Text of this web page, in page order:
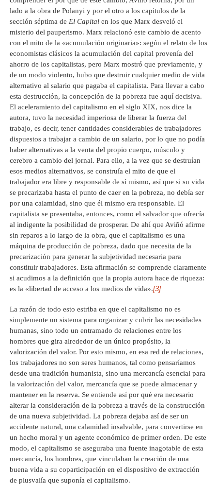
lado a la obra de Polanyi y por el otro a los capítulos de la
sección séptima de El Capital en los que Marx desveló el
misterio del pauperismo. Marx relacionó este cambio de acento
con el mito de la «acumulación originaria»: según el relato de los
economistas clásicos la acumulación del capital provenía del
ahorro de los capitalistas, pero Marx mostró que previamente, y
de un modo violento, hubo que destruir cualquier medio de vida
alternativo al salario que pagaba el capitalista. Para llevar a cabo
esta destrucción, la concepción de la pobreza fue aquí decisiva.
El aceleramiento del capitalismo en el siglo XIX, nos dice la
autora, tuvo la necesidad imperiosa de liberar la fuerza del
trabajo, es decir, tener cantidades considerables de trabajadores
dispuestos a trabajar a cambio de un salario, por lo que no podía
haber alternativas a la venta del propio cuerpo, músculo y
cerebro a cambio del jornal. Para ello, a la vez que se destruían
esos medios alternativos, se construía el mito de que el
trabajador era libre y responsable de sí mismo, así que si su vida
se precarizaba hasta el punto de caer en la pobreza, no debía ser
por una calamidad, sino que él mismo era responsable. El
capitalista se presentaba, entonces, como el salvador que ofrecía
al indigente la posibilidad de prosperar. De ahí que Aviñó afirme
sin reparos a lo largo de la obra, que el capitalismo es una
máquina de producción de pobreza, dado que necesita de la
precarización para generar la subjetividad necesaria para
constituir trabajadores. Esta afirmación se comprende claramente
si acudimos a la definición que la propia autora hace de riqueza:
es la «libertad de acceso a los medios de vida».[3]
La razón de todo esto estriba en que el capitalismo no es
simplemente un sistema para organizar y cubrir las necesidades
humanas, sino todo un entramado de relaciones entre los
hombres que gira alrededor de un único propósito, la
valorización del valor. Por esto mismo, en esa red de relaciones,
los trabajadores no son seres humanos, tal como pensaríamos
desde una tradición humanista, sino una mercancía esencial para
la valorización del valor, mercancía que se puede almacenar y
mantener en la reserva. Se entiende así por qué era necesario
alterar la consideración de la pobreza a través de la construcción
de una nueva subjetividad. La pobreza dejaba así de ser un
accidente natural, una calamidad insalvable, para convertirse en
un hecho moral y un agente económico de primer orden. De este
modo, el capitalismo se aseguraba una fuente inagotable de esta
mercancía, los hombres, que vinculaban la creación de una
buena vida a su coparticipación en el dispositivo de extracción
de plusvalía que suponía el capitalismo.